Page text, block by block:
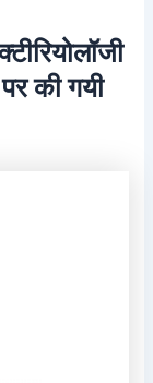
की गयी